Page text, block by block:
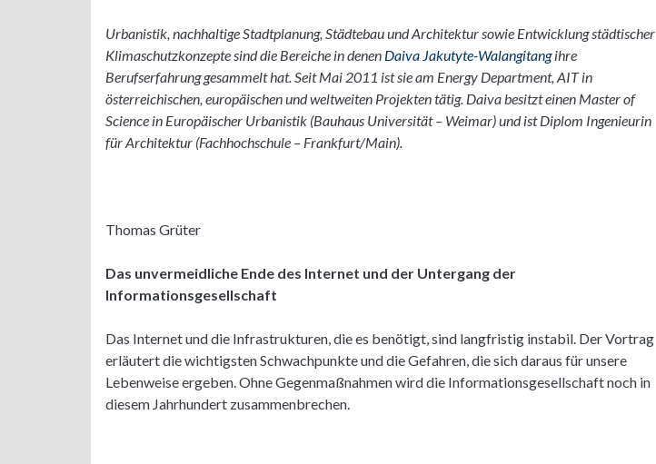
Urbanistik, nachhaltige Stadtplanung, Städtebau und Architektur sowie Entwicklung städtischer
Klimaschutzkonzepte sind die Bereiche in denen Daiva Jakutyte-Walangitang ihre
Berufserfahrung gesammelt hat. Seit Mai 2011 ist sie am Energy Department, AIT in
österreichischen, europäischen und weltweiten Projekten tätig. Daiva besitzt einen Master of
Science in Europäischer Urbanistik (Bauhaus Universität – Weimar) und ist Diplom Ingenieurin
für Architektur (Fachhochschule – Frankfurt/Main).
Thomas Grüter
Das unvermeidliche Ende des Internet und der Untergang der
Informationsgesellschaft
Das Internet und die Infrastrukturen, die es benötigt, sind langfristig instabil. Der Vortrag
erläutert die wichtigsten Schwachpunkte und die Gefahren, die sich daraus für unsere
Lebenweise ergeben. Ohne Gegenmaßnahmen wird die Informationsgesellschaft noch in
diesem Jahrhundert zusammenbrechen.